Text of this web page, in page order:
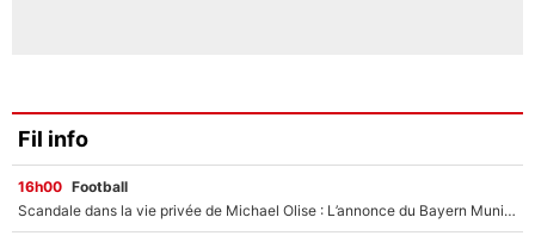
Fil info
16h00 Football
Scandale dans la vie privée de Michael Olise : L’annonce du Bayern Munich sur son enfant caché